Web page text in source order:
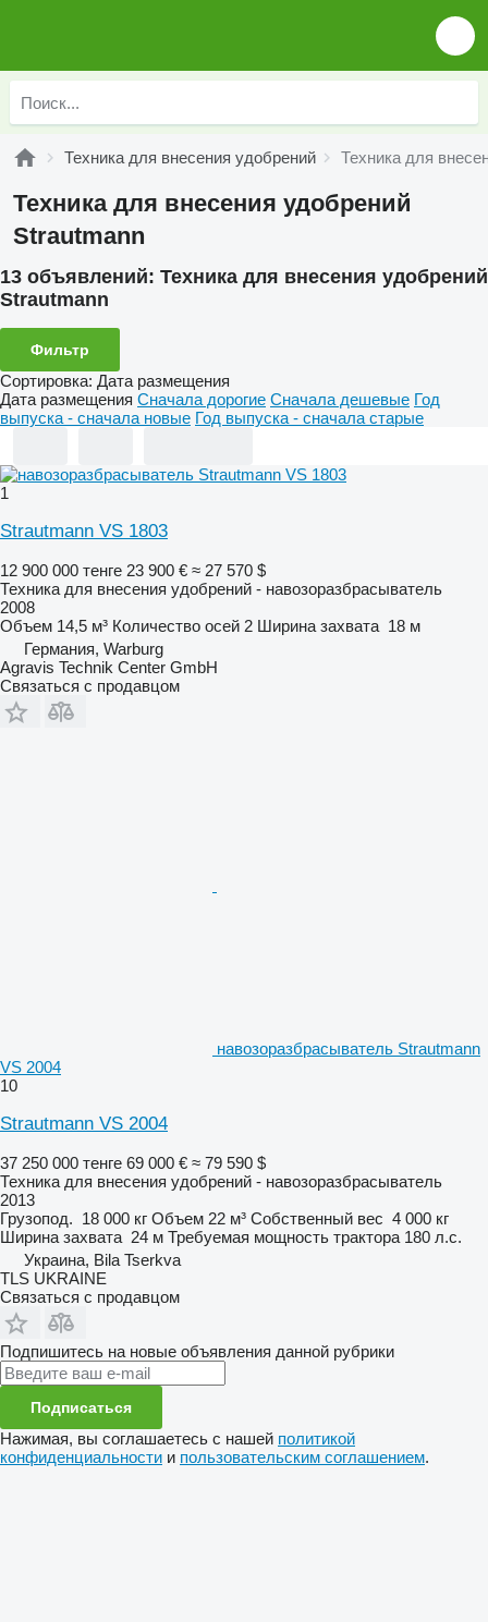
Техника для внесения удобрений Техника для
Техника для внесения удобрений
Strautmann
13 объявлений: Техника для внесения удобрений
Strautmann
Фильтр
Сортировка: Дата размещения
Дата размещения Сначала дорогие Сначала дешевые Год
выпуска - сначала новые Год выпуска - сначала старые
1
Strautmann VS 1803
12 900 000 тенге 23 900 € ≈ 27 570 $
Техника для внесения удобрений - навозоразбрасыватель
2008
Объем 14,5 м³ Количество осей 2 Ширина захвата 18 м
Германия, Warburg
Agravis Technik Center GmbH
Связаться с продавцом
навозоразбрасыватель Strautmann
VS 2004
10
Strautmann VS 2004
37 250 000 тенге 69 000 € ≈ 79 590 $
Техника для внесения удобрений - навозоразбрасыватель
2013
Грузопод. 18 000 кг Объем 22 м³ Собственный вес 4 000 кг
Ширина захвата 24 м Требуемая мощность трактора 180 л.с.
Украина, Bila Tserkva
TLS UKRAINE
Связаться с продавцом
Подпишитесь на новые объявления данной рубрики
Подписаться
Нажимая, вы соглашаетесь с нашей политикой
конфиденциальности и пользовательским соглашением.